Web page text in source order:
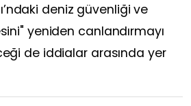
deniz güvenliği ve
yeniden canlandırmayı
de iddialar arasında yer